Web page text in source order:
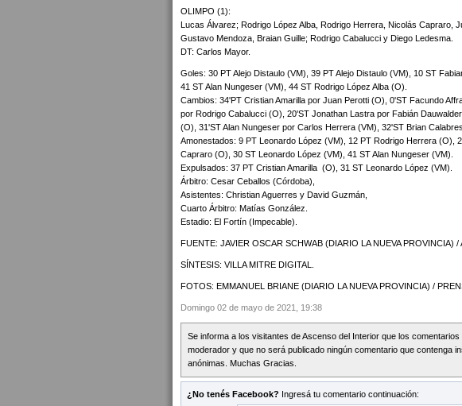
OLIMPO (1):
Lucas Álvarez; Rodrigo López Alba, Rodrigo Herrera, Nicolás Capraro,
Gustavo Mendoza, Braian Guille; Rodrigo Cabalucci y Diego Ledesma.
DT: Carlos Mayor.
Goles: 30 PT Alejo Distaulo (VM), 39 PT Alejo Distaulo (VM), 10 ST
41 ST Alan Nungeser (VM), 44 ST Rodrigo López Alba (O).
Cambios: 34'PT Cristian Amarilla por Juan Perotti (O), 0'ST Facundo
por Rodrigo Cabalucci (O), 20'ST Jonathan Lastra por Fabián
(O), 31'ST Alan Nungeser por Carlos Herrera (VM), 32'ST Brian
Amonestados: 9 PT Leonardo López (VM), 12 PT Rodrigo Herrera (O),
Capraro (O), 30 ST Leonardo López (VM), 41 ST Alan Nungeser (VM).
Expulsados: 37 PT Cristian Amarilla (O), 31 ST Leonardo López (VM).
Árbitro: Cesar Ceballos (Córdoba),
Asistentes: Christian Aguerres y David Guzmán,
Cuarto Árbitro: Matías González.
Estadio: El Fortín (Impecable).
FUENTE: JAVIER OSCAR SCHWAB (DIARIO LA NUEVA PROVINCIA) /
SÍNTESIS: VILLA MITRE DIGITAL.
FOTOS: EMMANUEL BRIANE (DIARIO LA NUEVA PROVINCIA) /
Domingo 02 de mayo de 2021, 19:38
Se informa a los visitantes de Ascenso del Interior que los
moderador y que no será publicado ningún comentario que contenga
anónimas. Muchas Gracias.
¿No tenés Facebook? Ingresá tu comentario continuación: